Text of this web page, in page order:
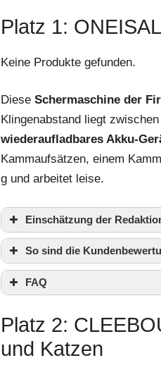
Platz 1:
Keine Produkte gefunden.
Diese Schermaschine der
Klingenabstand liegt
wiederaufladbares Akku-
Kammaufsätzen, einem
g und arbeitet leise.
Einschätzung der
So sind die
FAQ
Platz 2:
und Katzen